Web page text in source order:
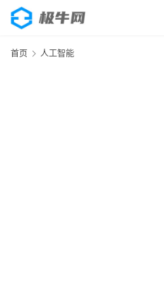
首页 人工智能